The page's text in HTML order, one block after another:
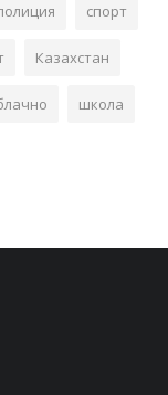
спорт
Казахстан
школа